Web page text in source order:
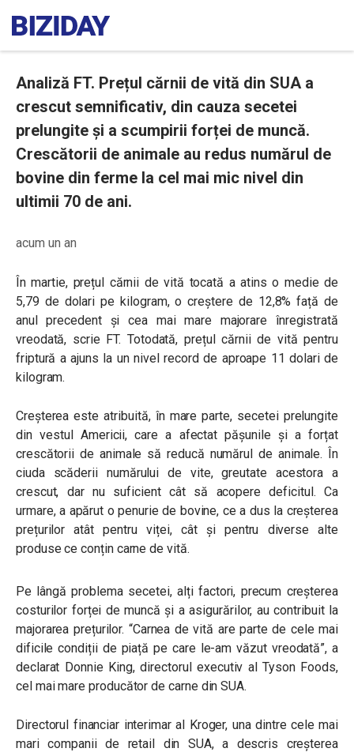
Analiză FT. Prețul cărnii de vită din SUA a
crescut semnificativ, din cauza secetei
prelungite și a scumpirii forței de muncă.
Crescătorii de animale au redus numărul de
bovine din ferme la cel mai mic nivel din
ultimii 70 de ani.
acum un an
În martie, prețul cărnii de vită tocată a atins o medie de
5,79 de dolari pe kilogram, o creștere de 12,8% față de
anul precedent și cea mai mare majorare înregistrată
vreodată, scrie FT. Totodată, prețul cărnii de vită pentru
friptură a ajuns la un nivel record de aproape 11 dolari de
kilogram.
Creșterea este atribuită, în mare parte, secetei prelungite
din vestul Americii, care a afectat pășunile și a forțat
crescătorii de animale să reducă numărul de animale. În
ciuda scăderii numărului de vite, greutate acestora a
crescut, dar nu suficient cât să acopere deficitul. Ca
urmare, a apărut o penurie de bovine, ce a dus la creșterea
prețurilor atât pentru viței, cât și pentru diverse alte
produse ce conțin carne de vită.
Pe lângă problema secetei, alți factori, precum creșterea
costurilor forței de muncă și a asigurărilor, au contribuit la
majorarea prețurilor. “Carnea de vită are parte de cele mai
dificile condiții de piață pe care le-am văzut vreodată”, a
declarat Donnie King, directorul executiv al Tyson Foods,
cel mai mare producător de carne din SUA.
Directorul financiar interimar al Kroger, una dintre cele mai
mari companii de retail din SUA, a descris creșterea